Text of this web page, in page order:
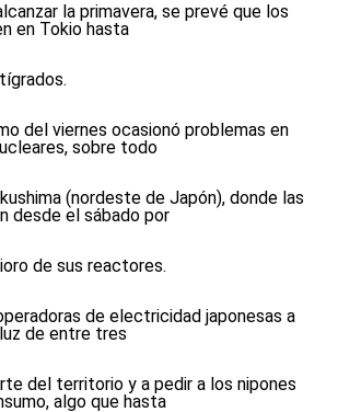
la primavera, se prevé que los
en Tokio hasta
del viernes ocasionó problemas en
sobre todo
(nordeste de Japón), donde las
desde el sábado por
de sus reactores.
de electricidad japonesas a
de entre tres
del territorio y a pedir a los nipones
algo que hasta